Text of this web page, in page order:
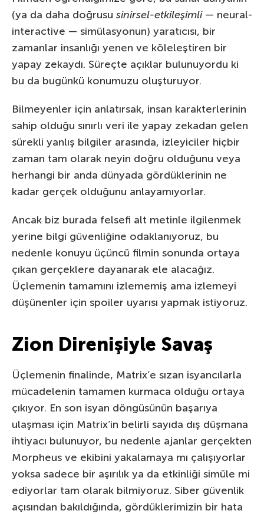
(ya da daha doğrusu sinirsel-etkileşimli— neural-
interactive — simülasyonun) yaratıcısı, bir
zamanlar insanlığı yenen ve köleleştiren bir
yapay zekaydı. Süreçte açıklar bulunuyordu ki
bu da bugünkü konumuzu oluşturuyor.
Bilmeyenler için anlatırsak, insan karakterlerinin
sahip olduğu sınırlı veri ile yapay zekadan gelen
sürekli yanlış bilgiler arasında, izleyiciler hiçbir
zaman tam olarak neyin doğru olduğunu veya
herhangi bir anda dünyada gördüklerinin ne
kadar gerçek olduğunu anlayamıyorlar.
Ancak biz burada felsefi alt metinle ilgilenmek
yerine bilgi güvenliğine odaklanıyoruz, bu
nedenle konuyu üçüncü filmin sonunda ortaya
çıkan gerçeklere dayanarak ele alacağız.
Üçlemenin tamamını izlememiş ama izlemeyi
düşünenler için spoiler uyarısı yapmak istiyoruz.
Zion Direnişiyle Savaş
Üçlemenin finalinde, Matrix’e sızan isyancılarla
mücadelenin tamamen kurmaca olduğu ortaya
çıkıyor. En son isyan döngüsünün başarıya
ulaşması için Matrix’in belirli sayıda dış düşmana
ihtiyacı bulunuyor, bu nedenle ajanlar gerçekten
Morpheus ve ekibini yakalamaya mı çalışıyorlar
yoksa sadece bir aşırılık ya da etkinliği simüle mi
ediyorlar tam olarak bilmiyoruz. Siber güvenlik
açısından bakıldığında, gördüklerimizin bir hata